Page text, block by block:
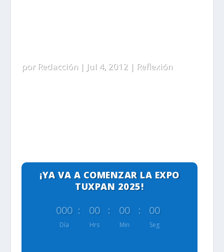
por Redacción| Jul 4, 2012 | Reflexión
¡YA VA A COMENZAR LA EXPO
TUXPAN 2025!
000
Día
: 00
Hrs
: 00
Min
: 00
Seg